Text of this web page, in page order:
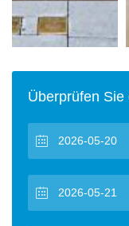
Überprüfen